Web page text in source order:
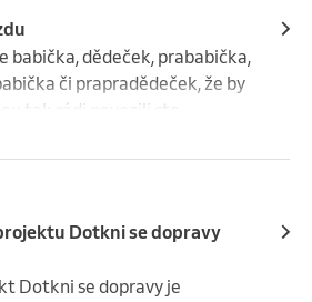
babička, dědeček, prababička,
či prapradědeček, že by
tak rádi povozili sto
měli v mládí jako první
stav jim to již nedovoluje,
A nebo by si ještě alespoň
výjimečného, kdo by si
z historických vozů
Žádný problém, darujte
Dotkni se dopravy
Dotkni se dopravy je